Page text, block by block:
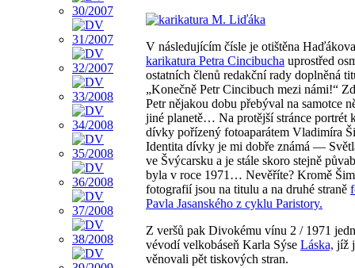
V následujícím čísle je otištěna Haďákova
karikatura Petra Cincibucha uprostřed
ostatních členů redakční rady doplněná
„Konečně Petr Cincibuch mezi námi!“
Petr nějakou dobu přebýval na samotce
jiné planetě… Na protější stránce portrét
dívky pořízený fotoaparátem Vladimíra
Identita dívky je mi dobře známá —
ve Švýcarsku a je stále skoro stejně
byla v roce 1971… Nevěříte? Kromě
fotografií jsou na titulu a na druhé straně
Pavla Jasanského z cyklu Paristory.
Z veršů pak Divokému vínu 2 / 1971
vévodí velkobáseň Karla Sýse Láska, jíž
věnovali pět tiskových stran.